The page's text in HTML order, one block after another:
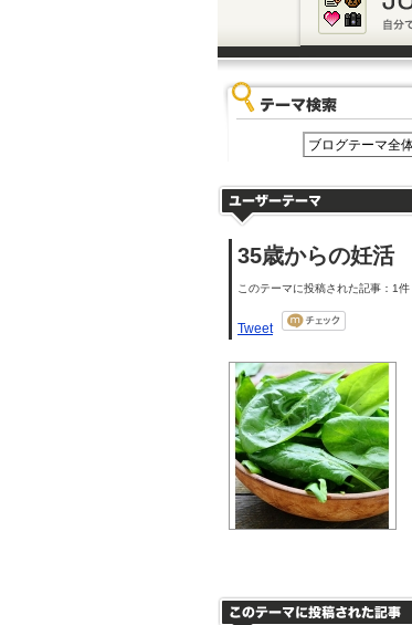
35歳からの妊活
このテーマに投稿された記事：1
Tweet